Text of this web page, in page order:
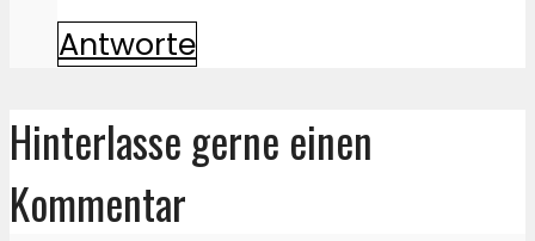
Antworte
Hinterlasse gerne einen
Kommentar